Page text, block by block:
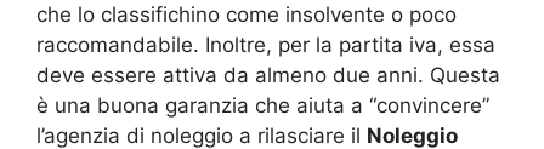
che lo classifichino come insolvente o poco
raccomandabile. Inoltre, per la partita iva, essa
deve essere attiva da almeno due anni. Questa
è una buona garanzia che aiuta a “convincere”
l’agenzia di noleggio a rilasciare il Noleggio